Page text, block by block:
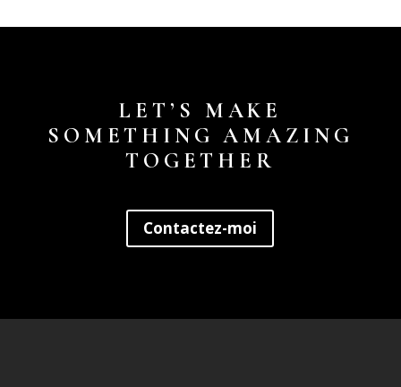
LET’S MAKE
SOMETHING AMAZING
TOGETHER
Contactez-moi